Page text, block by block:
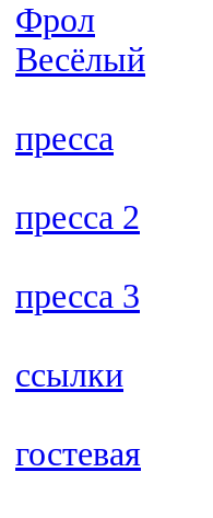
Фрол
Весёлый
пресса
пресса 2
пресса 3
ссылки
гостевая